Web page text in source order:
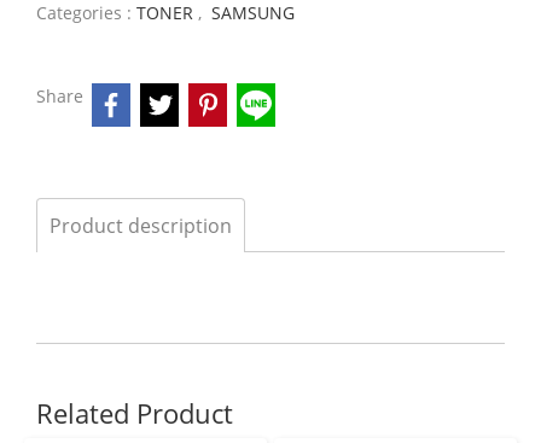
Categories : TONER , SAMSUNG
Share
Product description
Related Product